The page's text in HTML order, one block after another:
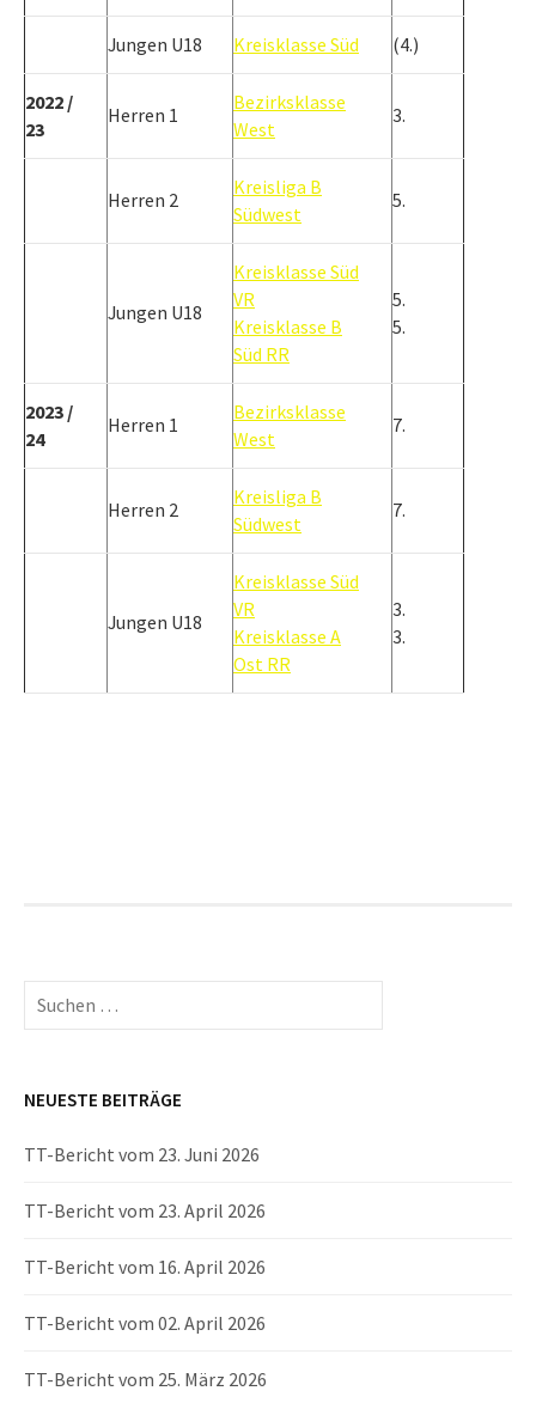
Jungen U18 Kreisklasse Süd (4.)
2022 /
23
Herren 1
Bezirksklasse
West
3.
Herren 2
Kreisliga B
Südwest
5.
Jungen U18
Kreisklasse Süd
VR
Kreisklasse B
Süd RR
5.
5.
2023 /
24
Herren 1
Bezirksklasse
West
7.
Herren 2
Kreisliga B
Südwest
7.
Jungen U18
Kreisklasse Süd
VR
Kreisklasse A
Ost RR
3.
3.
Suchen
nach:
NEUESTE BEITRÄGE
TT-Bericht vom 23. Juni 2026
TT-Bericht vom 23. April 2026
TT-Bericht vom 16. April 2026
TT-Bericht vom 02. April 2026
TT-Bericht vom 25. März 2026